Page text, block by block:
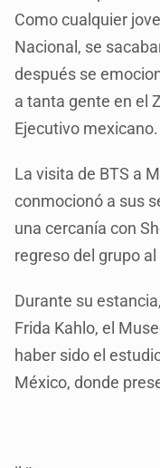
Como cualquier
Nacional, se
después se
a tanta gente en el
Ejecutivo mexicano.
La visita de BTS a
conmocionó a sus
una cercanía con
regreso del grupo
Durante su
Frida Kahlo, el
haber sido el
México, donde